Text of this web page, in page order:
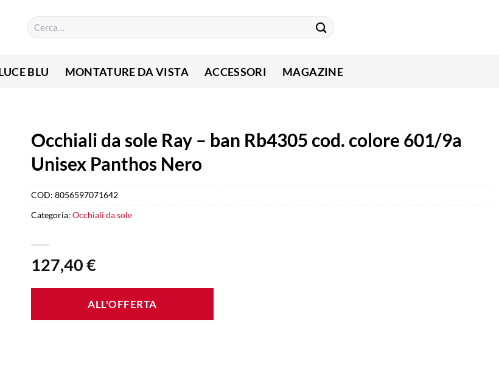
Cerca:
BLU MONTATURE DA VISTA ACCESSORI MAGAZINE
Occhiali da sole Ray – ban Rb4305 cod. colore 601/9a
Unisex Panthos Nero
127,40€
ALL'OFFERTA
COD: 8056597071642
Categoria: Occhiali da sole